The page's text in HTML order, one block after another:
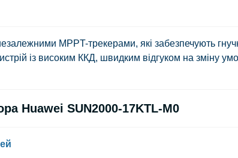
MPPT-трекерами, які забезпечують
із високим ККД, швидким відгуком на зміну
Huawei SUN2000-17KTL-M0